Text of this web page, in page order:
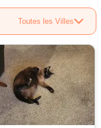
Toutes les Villes